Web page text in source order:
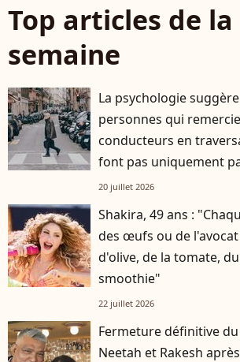
Top articles de la
semaine
La psychologie
personnes qui
conducteurs en
font pas uniquement
20 juillet 2026
Shakira, 49 ans :
des œufs ou de
d'olive, de la tomate,
smoothie"
22 juillet 2026
Fermeture définitive
Neetah et Rakesh